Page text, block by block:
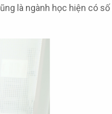
là ngành học hiện có